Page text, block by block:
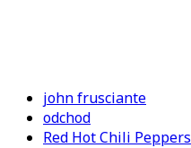
john frusciante
odchod
Red Hot Chili Peppers